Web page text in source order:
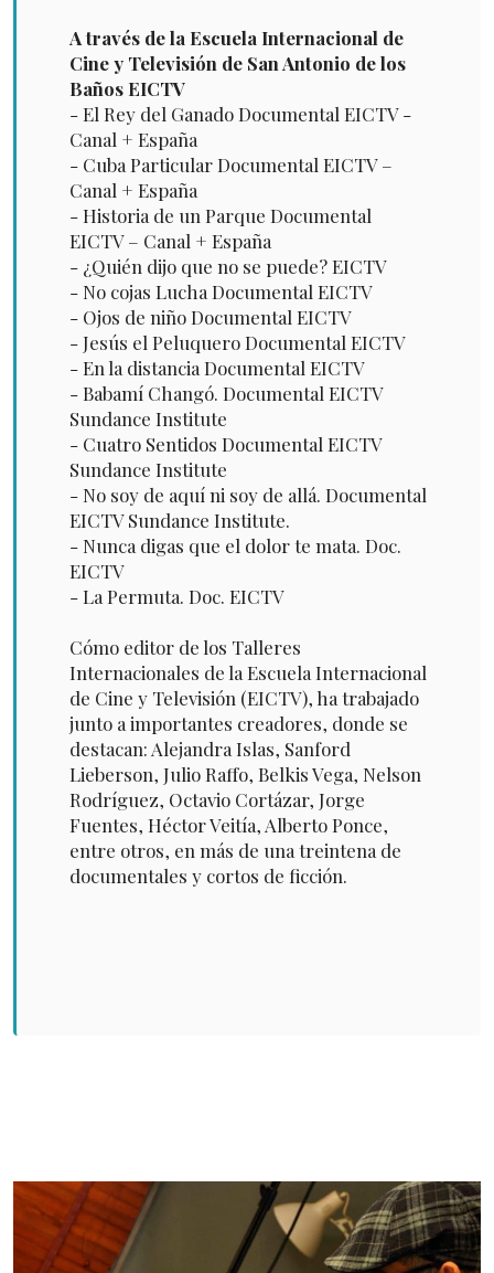
A través de la Escuela Internacional de
Cine y Televisión de San Antonio de los
Baños EICTV
- El Rey del Ganado Documental EICTV -
Canal + España
- Cuba Particular Documental EICTV –
Canal + España
- Historia de un Parque Documental
EICTV – Canal + España
- ¿Quién dijo que no se puede? EICTV
- No cojas Lucha Documental EICTV
- Ojos de niño Documental EICTV
- Jesús el Peluquero Documental EICTV
- En la distancia Documental EICTV
- Babamí Changó. Documental EICTV
Sundance Institute
- Cuatro Sentidos Documental EICTV
Sundance Institute
- No soy de aquí ni soy de allá. Documental
EICTV Sundance Institute.
- Nunca digas que el dolor te mata. Doc.
EICTV
- La Permuta. Doc. EICTV
Cómo editor de los Talleres
Internacionales de la Escuela Internacional
de Cine y Televisión (EICTV), ha trabajado
junto a importantes creadores, donde se
destacan: Alejandra Islas, Sanford
Lieberson, Julio Raffo, Belkis Vega, Nelson
Rodríguez, Octavio Cortázar, Jorge
Fuentes, Héctor Veitía, Alberto Ponce,
entre otros, en más de una treintena de
documentales y cortos de ficción.